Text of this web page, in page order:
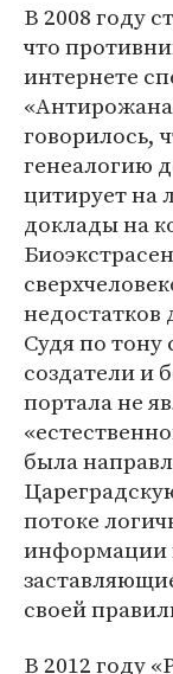
В 2008 году
что
интернете
говорилось,
генеалогию
цитирует на
доклады на
недостатков
Судя по тону
создатели и
портала не
была
потоке
информации
своей
В 2012 году